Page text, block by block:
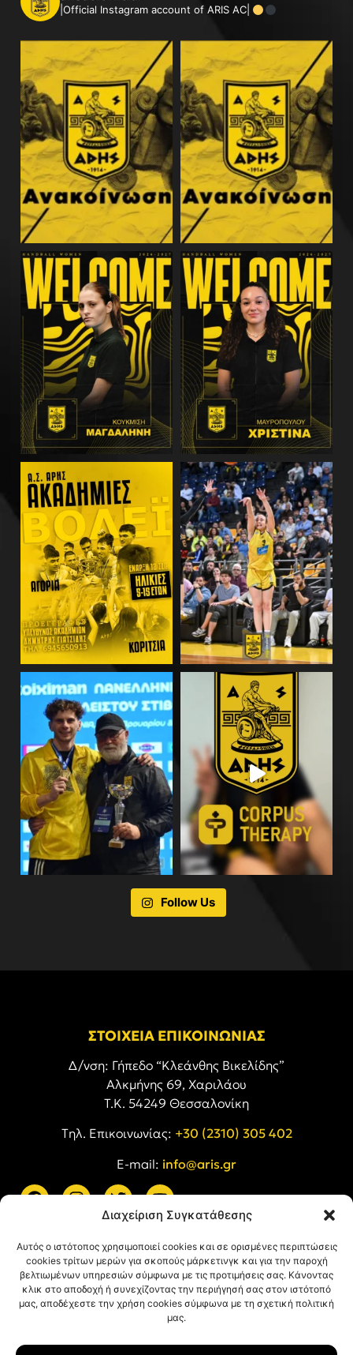
Διαχείριση Συγκατάθεσης
Αυτός ο ιστότοπος χρησιμοποιεί cookies και σε ορισμένες περιπτώσεις
cookies τρίτων μερών για σκοπούς μάρκετινγκ και για την παροχή
βελτιωμένων υπηρεσιών σύμφωνα με τις προτιμήσεις σας. Κάνοντας
κλικ στο αποδοχή ή συνεχίζοντας την περιήγησή σας στον ιστότοπό
μας, αποδέχεστε την χρήση cookies σύμφωνα με τη σχετική πολιτική
μας.
|Official Instagram account of ARIS AC|
Follow Us
ΣΤΟΙΧΕΙΑ ΕΠΙΚΟΙΝΩΝΙΑΣ
Δ/νση: Γήπεδο “Κλεάνθης Βικελίδης”
Αλκμήνης 69, Χαριλάου
Τ.Κ. 54249 Θεσσαλονίκη
Tηλ. Επικοινωνίας: +30 (2310) 305 402
E-mail: info@aris.gr